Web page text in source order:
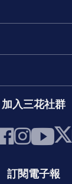
加入三花社群
訂閱電子報